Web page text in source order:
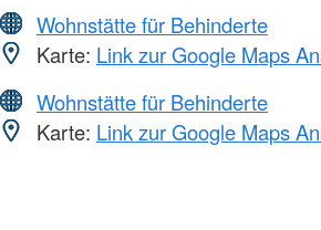
Wohnstätte für Behinderte
Karte: Link zur Google Maps
Wohnstätte für Behinderte
Karte: Link zur Google Maps